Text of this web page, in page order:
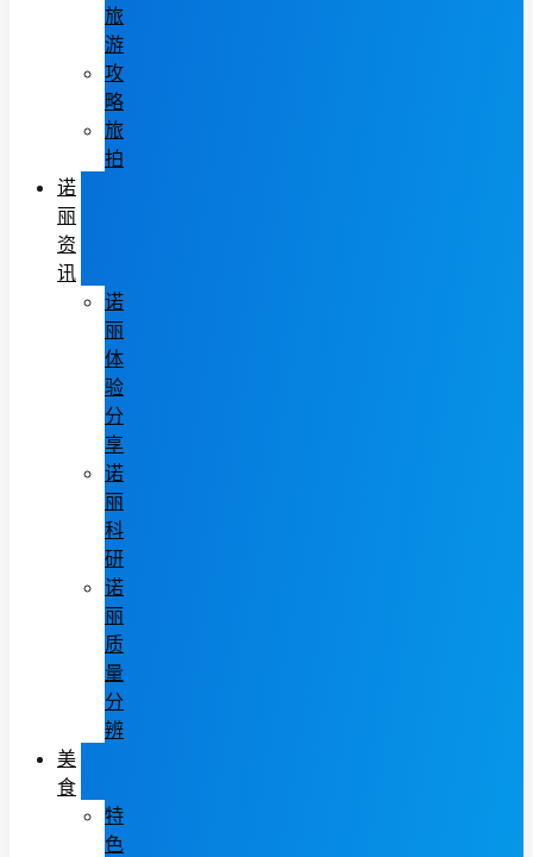
旅
游
攻
略
旅
拍
诺
丽
资
讯
诺
丽
体
验
分
享
诺
丽
科
研
诺
丽
质
量
分
辨
美
食
特
色